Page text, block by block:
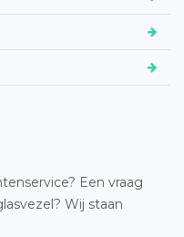
Een vraag
Wij staan